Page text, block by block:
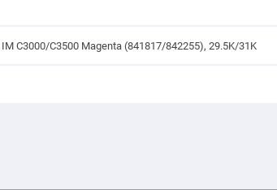
C3000/C3500 Magenta (841817/842255), 29.5K/31K